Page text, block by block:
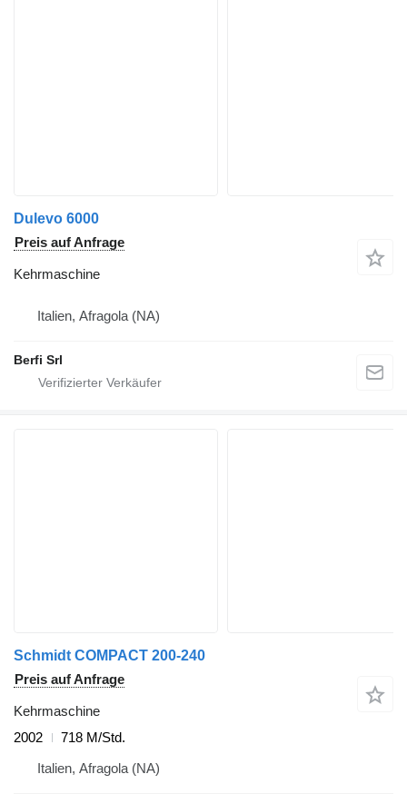
Dulevo 6000
Preis auf Anfrage
Kehrmaschine
Italien, Afragola (NA)
Berfi Srl
Schmidt COMPACT 200-240
Preis auf Anfrage
Kehrmaschine
2002
718 M/Std.
Italien, Afragola (NA)